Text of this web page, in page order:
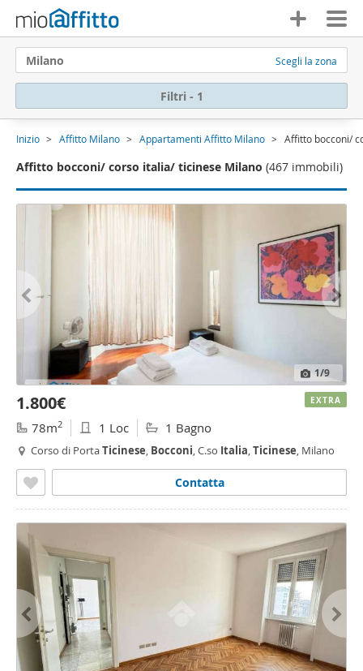
Milano Scegli la zona
Filtri - 1
Inizio Affitto Milano Appartamenti Affitto Milano Affitto bocconi/
Affitto bocconi/ corso italia/ ticinese Milano (467 immobili)
1/9
1.800€
78m2 1 Loc 1 Bagno
Corso di PortaTicinese, Bocconi, C.so Italia,Ticinese, Milano
Contatta
EXTRA